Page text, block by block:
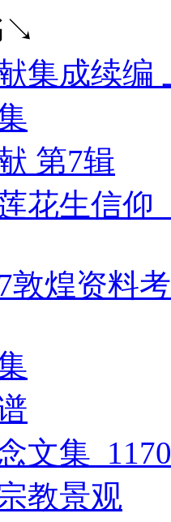
↘
集成续编
第7辑
花生信仰
敦煌资料
文集
教景观